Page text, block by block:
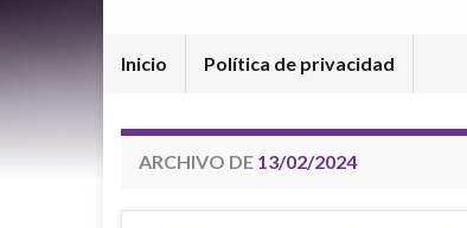
Inicio Política de privacidad
ARCHIVO DE 13/02/2024